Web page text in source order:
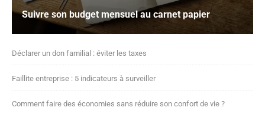
Suivre son budget mensuel au carnet papier
Déclarer un don familial : éviter les taxes
Faillite entreprise : 5 indicateurs à surveiller
Comment faire des économies sans réduire son confort de vie ?